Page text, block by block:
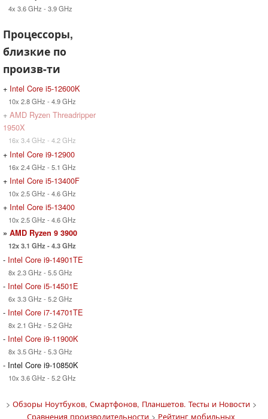
4x 3.6 GHz - 3.9 GHz
Процессоры,
близкие по
произв-ти
+ Intel Core i5-12600K
10x 2.8 GHz - 4.9 GHz
+ AMD Ryzen Threadripper
1950X
16x 3.4 GHz - 4.2 GHz
+ Intel Core i9-12900
16x 2.4 GHz - 5.1 GHz
+ Intel Core i5-13400F
10x 2.5 GHz - 4.6 GHz
+ Intel Core i5-13400
10x 2.5 GHz - 4.6 GHz
» AMD Ryzen 9 3900
12x 3.1 GHz - 4.3 GHz
- Intel Core i9-14901TE
8x 2.3 GHz - 5.5 GHz
- Intel Core i5-14501E
6x 3.3 GHz - 5.2 GHz
- Intel Core i7-14701TE
8x 2.1 GHz - 5.2 GHz
- Intel Core i9-11900K
8x 3.5 GHz - 5.3 GHz
- Intel Core i9-10850K
10x 3.6 GHz - 5.2 GHz
> Обзоры Ноутбуков, Смартфонов, Планшетов. Тесты и Новости>
Сравнения производительности > Рейтинг мобильных